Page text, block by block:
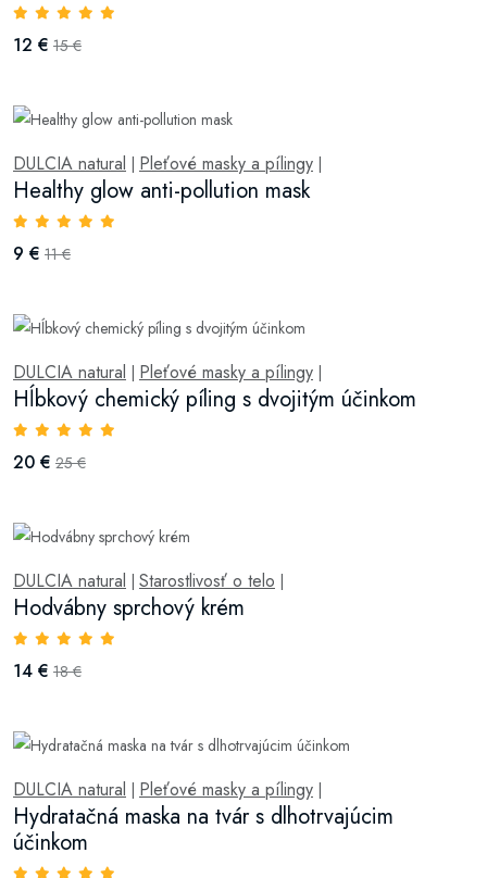
12 € 15 €
DULCIA natural Pleťové masky a pílingy
Healthy glow anti-pollution mask
9 € 11 €
DULCIA natural Pleťové masky a pílingy
Hĺbkový chemický píling s dvojitým účinkom
20 € 25 €
DULCIA natural | Starostlivosť o telo |
Hodvábny sprchový krém
14 € 18 €
DULCIA natural | Pleťové masky a pílingy |
Hydratačná maska na tvár s dlhotrvajúcim
účinkom